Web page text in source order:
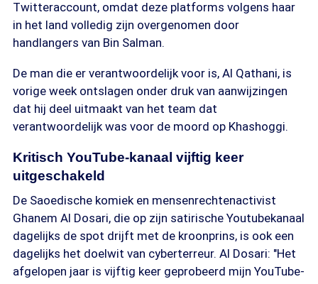
Twitteraccount, omdat deze platforms volgens haar
in het land volledig zijn overgenomen door
handlangers van Bin Salman.
De man die er verantwoordelijk voor is, Al Qathani, is
vorige week ontslagen onder druk van aanwijzingen
dat hij deel uitmaakt van het team dat
verantwoordelijk was voor de moord op Khashoggi.
Kritisch YouTube-kanaal vijftig keer
uitgeschakeld
De Saoedische komiek en mensenrechtenactivist
Ghanem Al Dosari, die op zijn satirische Youtubekanaal
dagelijks de spot drijft met de kroonprins, is ook een
dagelijks het doelwit van cyberterreur. Al Dosari: "Het
afgelopen jaar is vijftig keer geprobeerd mijn YouTube-